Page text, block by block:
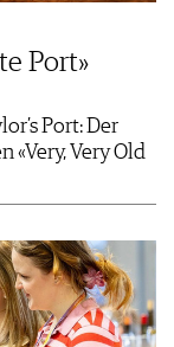
Port»
Port: Der
Very Old